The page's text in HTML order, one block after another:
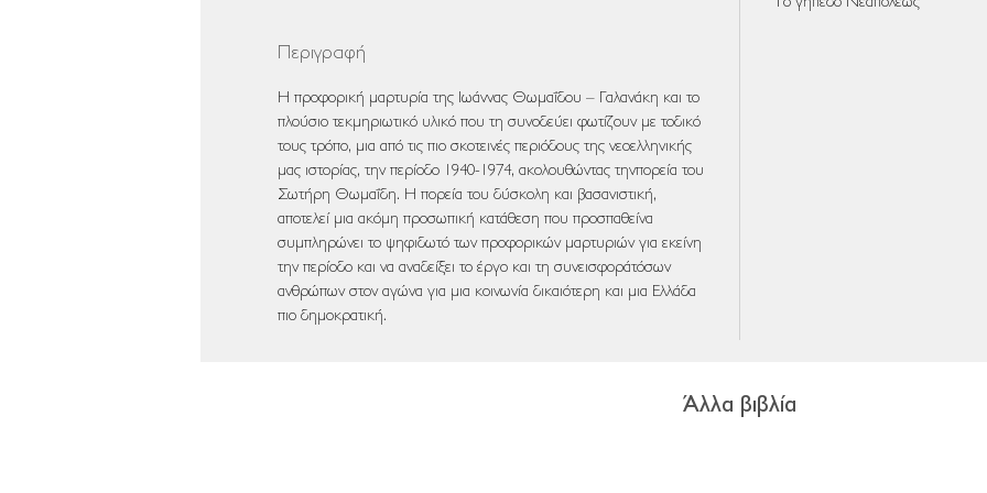
Περιγραφή
Η προφορική μαρτυρία της Ιωάννας Θωμαΐδου – Γαλανάκη και το
πλούσιο τεκμηριωτικό υλικό που τη συνοδεύει φωτίζουν με τοδικό
τους τρόπο, μια από τις πιο σκοτεινές περιόδους της νεοελληνικής
μας ιστορίας, την περίοδο 1940-1974, ακολουθώντας τηνπορεία του
Σωτήρη Θωμαΐδη. Η πορεία του δύσκολη και βασανιστική,
αποτελεί μια ακόμη προσωπική κατάθεση που προσπαθείνα
συμπληρώνει το ψηφιδωτό των προφορικών μαρτυριών για εκείνη
την περίοδο και να αναδείξει το έργο και τη συνεισφοράτόσων
ανθρώπων στον αγώνα για μια κοινωνία δικαιότερη και μια Ελλάδα
πιο δημοκρατική.
Άλλα βιβλία